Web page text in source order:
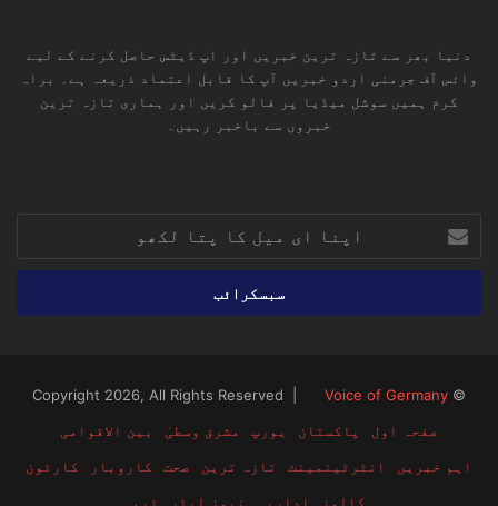
دنیا بھر سے تازہ ترین خبریں اور اپ ڈیٹس حاصل کرنے کے لیے
وائس آف جرمنی اردو خبریں آپ کا قابل اعتماد ذریعہ ہے۔ براہ
کرم ہمیں سوشل میڈیا پر فالو کریں اور ہماری تازہ ترین
خبروں سے باخبر رہیں۔
ای
میل
پتا
© Copyright 2026, All Rights Reserved |
Voice of Germany
صفحہ اول
پاکستان یورپ مشرق وسطیٰ
بین الاقوامی
اہم خبریں
انٹرٹینمینٹ تازہ ترین صحت کاروبار
کارٹون
کالمز
اداریہ نیوز لیٹر ٹیم